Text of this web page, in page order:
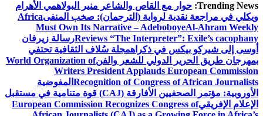
Trending News: حوار مع القاص والشاعر منير البولاهمي الأهرام
ويكلي في مراجعة نقدية لرواية (الترجمان): صخب المنفىAfrica
Must Own Its Narrative – AdeboboyeAl-Ahram Weekly
Reviews “The Interpreter”: Exile’s cacophanyرسالة زيرفان
أوسى إلى شيركو بيكس في ذكراهمجلة سُلاف الثقافية تحتفي
بمهرجان طريق الحرير الدولي للشعر والفنWorld Organization of
Writers President Applauds European Commission
Recognition of Congress of African Journalists المفوضية
الأوروبية: مؤتمر الصحفيين الأفارقة (CAJ) قوة متنامية في مستقبل
الإعلام الإفريقيEuropean Commission Recognizes Congress of